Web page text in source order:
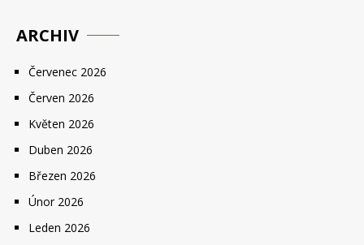
ARCHIV
Červenec 2026
Červen 2026
Květen 2026
Duben 2026
Březen 2026
Únor 2026
Leden 2026